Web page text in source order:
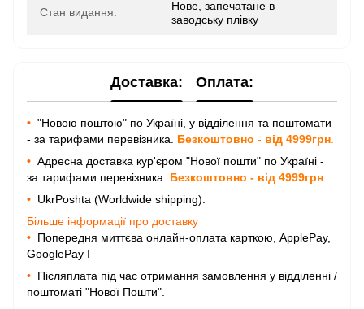
Стан видання:
Нове, запечатане в
заводську плівку
Доставка: Оплата:
• "Новою поштою" по Україні, у відділення та поштомати
- за тарифами перевізника. Безкоштовно - від 4999грн
• Адресна доставка кур'єром "Нової пошти" по Україні -
за тарифами перевізника. Безкоштовно - від 4999грн
• UkrPoshta (Worldwide shipping).
Більше інформації про доставку
• Попередня миттєва онлайн-оплата карткою, ApplePay,
GooglePay I
• Післяплата під час отримання замовлення у відділенні /
поштоматі "Нової Пошти".